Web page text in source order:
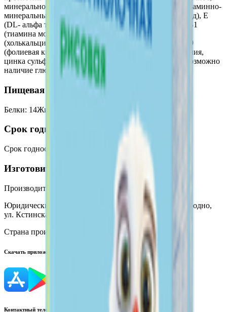
минеральное вещество - кальция хлорид; премикс витаминно-
минеральный (С (L-аскорбат натрия). РР (никотинамид), Е
(DL- альфа токоферола ацетат), А (ретинола ацетат), В1
(тиамина мононитрат), В2 (рибофлавин), Д3
(холькальциферол), В6 (пиридоксин гидрохлорид), В9
(фолиевая кислота), железа (lll) пирофосфат, йодит калия,
цинка сульфат). Возможно наличие следов молока. Возможно
наличие глютена.
Пищевая ценность на 100г
Белки: 14Жиры
Срок годности
Срок годности
Изготовитель
Производитель:
Волковысское ОАО «Беллакт»
Юридический адрес:
23001, Республика Беларусь, г. Гродно,
ул. Кстинская, 1
Страна производства:
Республика Беларусь
Скачать приложение
Контактный телефон